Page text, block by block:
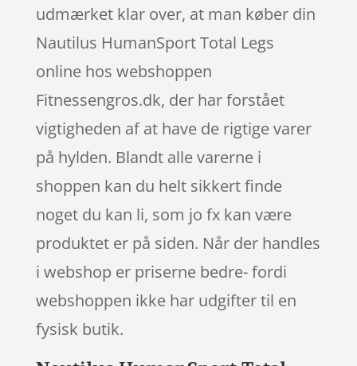
udmærket klar over, at man køber din
Nautilus HumanSport Total Legs
online hos webshoppen
Fitnessengros.dk, der har forstået
vigtigheden af at have de rigtige varer
på hylden. Blandt alle varerne i
shoppen kan du helt sikkert finde
noget du kan li, som jo fx kan være
produktet er på siden. Når der handles
i webshop er priserne bedre- fordi
webshoppen ikke har udgifter til en
fysisk butik.